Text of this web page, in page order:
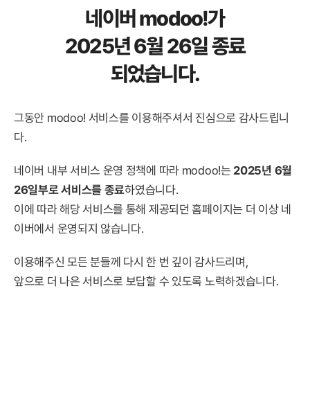
네이버 modoo!가
2025년 6월 26일 종료
되었습니다.
그동안 modoo! 서비스를 이용해주셔서 진심으로 감사드립니
다.
네이버 내부 서비스 운영 정책에 따라 modoo!는 2025년 6월
26일부로 서비스를 종료하였습니다.
이에 따라 해당 서비스를 통해 제공되던 홈페이지는 더 이상 네
이버에서 운영되지 않습니다.
이용해주신 모든 분들께 다시 한 번 깊이 감사드리며,
앞으로 더 나은 서비스로 보답할 수 있도록 노력하겠습니다.